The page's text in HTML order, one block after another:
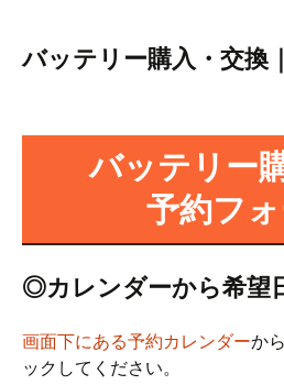
ォーム
バッテリー購入・交換
バッテリー
予約フ
◎カレンダーから希望
画面下にある予約カレンダーか
ックしてください。